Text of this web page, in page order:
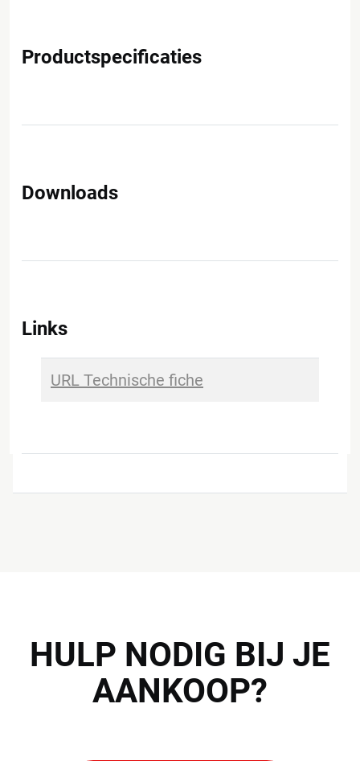
Productspecificaties
Downloads
Links
URL Technische fiche
HULP NODIG BIJ JE
AANKOOP?